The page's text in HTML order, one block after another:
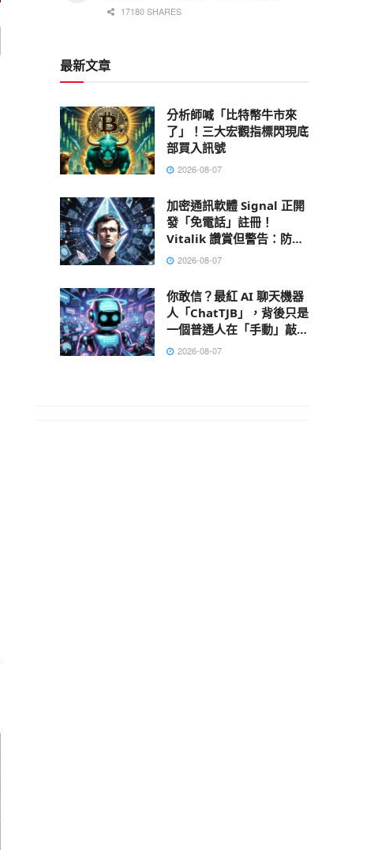
17180 SHARES
最新文章
分析師喊「比特幣牛市來
了」！三大宏觀指標閃現底
部買入訊號
2026-08-07
加密通訊軟體 Signal 正開
發「免電話」註冊！
Vitalik 讚賞但警告：防不
了 AI 大數據肉搜，偽匿名
2026-08-07
你敢信？最紅 AI 聊天機器
人「ChatTJB」，背後只是
一個普通人在「手動」敲出
回覆2026-08-07